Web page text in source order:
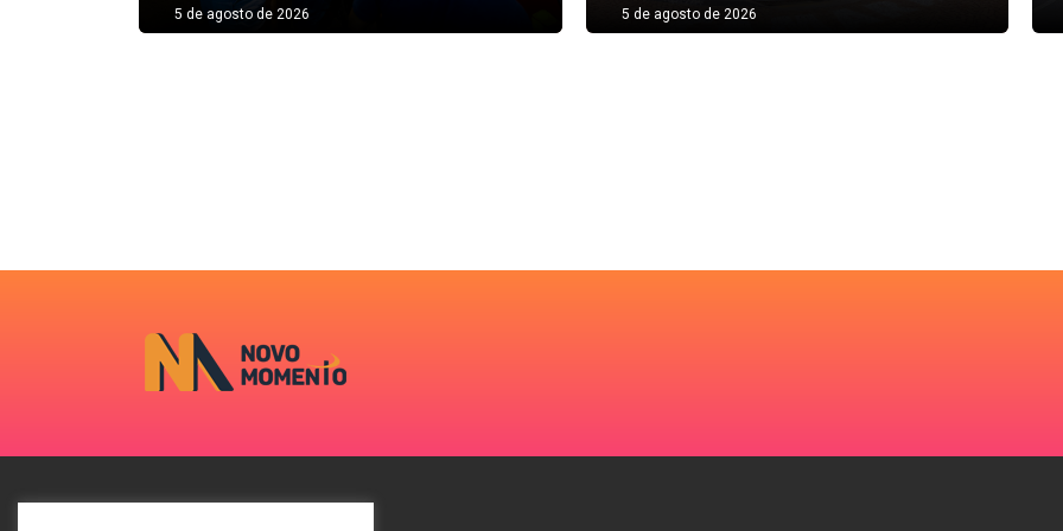
5 de agosto de 2026 5 de agosto de 2026